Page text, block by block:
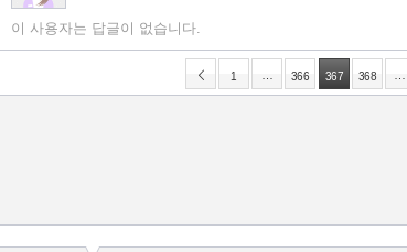
이 사용자는 답글이 없습니다.
1 366 367 368